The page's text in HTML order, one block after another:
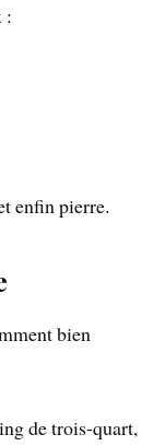
:
enfin pierre.
bien
de trois-quart,